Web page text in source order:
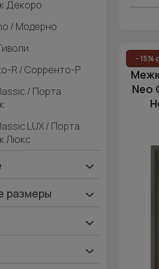
Декоро
/ Модерно
R / Сорренто-Р
/ Порта
LUX / Порта
Люкс
туалет
размеры
см
- 15%
Neo